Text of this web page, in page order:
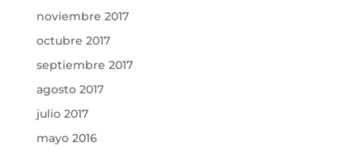
noviembre 2017
octubre 2017
septiembre 2017
agosto 2017
julio 2017
mayo 2016